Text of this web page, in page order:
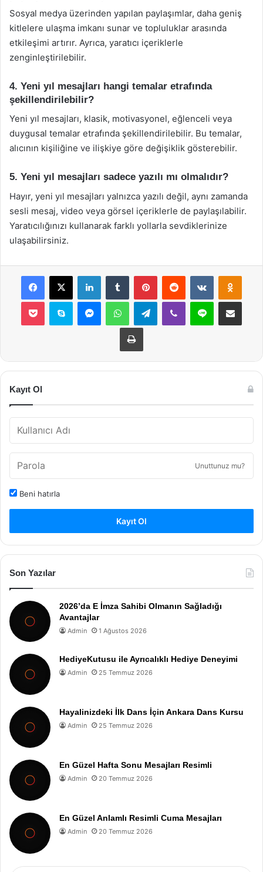
Sosyal medya üzerinden yapılan paylaşımlar, daha geniş
kitlelere ulaşma imkanı sunar ve topluluklar arasında
etkileşimi artırır. Ayrıca, yaratıcı içeriklerle
zenginleştirilebilir.
4. Yeni yıl mesajları hangi temalar etrafında
şekillendirilebilir?
Yeni yıl mesajları, klasik, motivasyonel, eğlenceli veya
duygusal temalar etrafında şekillendirilebilir. Bu temalar,
alıcının kişiliğine ve ilişkiye göre değişiklik gösterebilir.
5. Yeni yıl mesajları sadece yazılı mı olmalıdır?
Hayır, yeni yıl mesajları yalnızca yazılı değil, aynı zamanda
sesli mesaj, video veya görsel içeriklerle de paylaşılabilir.
Yaratıcılığınızı kullanarak farklı yollarla sevdiklerinize
ulaşabilirsiniz.
Facebook
X LinkedInTumblr PinterestReddit VKontakte
Pocket Skype MessengerWhatsAppTelegramViber Line E-Posta ile
Yazdır
Kayıt Ol
Unuttunuz mu?
Beni hatırla
Kayıt Ol
Son Yazılar
2026’da E İmza Sahibi Olmanın Sağladığı
Avantajlar
Admin 1 Ağustos 2026
HediyeKutusu ile Ayrıcalıklı Hediye Deneyimi
Admin 25 Temmuz 2026
Hayalinizdeki İlk Dans İçin Ankara Dans Kursu
Admin 25 Temmuz 2026
En Güzel Hafta Sonu Mesajları Resimli
Admin 20 Temmuz 2026
En Güzel Anlamlı Resimli Cuma Mesajları
Admin 20 Temmuz 2026